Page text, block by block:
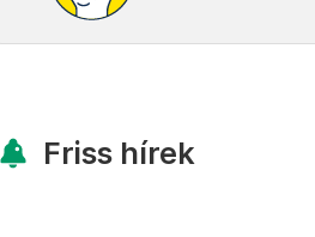
Friss hírek